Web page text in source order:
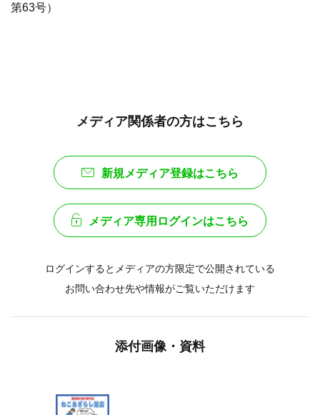
第63号）
メディア関係者の方はこちら
新規メディア登録はこちら
メディア専用ログインはこちら
ログインするとメディアの方限定で公開されている
お問い合わせ先や情報がご覧いただけます
添付画像・資料